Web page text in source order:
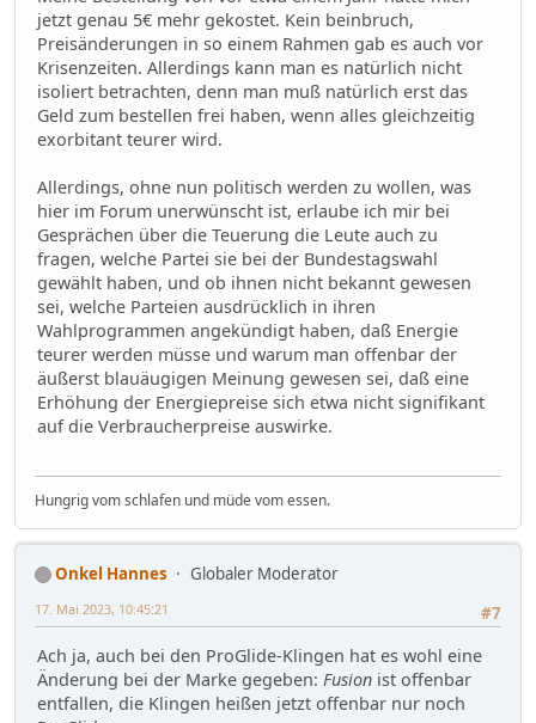
jetzt genau 5€ mehr gekostet. Kein beinbruch,
Preisänderungen in so einem Rahmen gab es auch vor
Krisenzeiten. Allerdings kann man es natürlich nicht
isoliert betrachten, denn man muß natürlich erst das
Geld zum bestellen frei haben, wenn alles gleichzeitig
exorbitant teurer wird.
Allerdings, ohne nun politisch werden zu wollen, was
hier im Forum unerwünscht ist, erlaube ich mir bei
Gesprächen über die Teuerung die Leute auch zu
fragen, welche Partei sie bei der Bundestagswahl
gewählt haben, und ob ihnen nicht bekannt gewesen
sei, welche Parteien ausdrücklich in ihren
Wahlprogrammen angekündigt haben, daß Energie
teurer werden müsse und warum man offenbar der
äußerst blauäugigen Meinung gewesen sei, daß eine
Erhöhung der Energiepreise sich etwa nicht signifikant
auf die Verbraucherpreise auswirke.
Hungrig vom schlafen und müde vom essen.
Onkel Hannes
Globaler Moderator
#7
17. Mai 2023, 10:45:21
Ach ja, auch bei den ProGlide-Klingen hat es wohl eine
Änderung bei der Marke gegeben: Fusion ist offenbar
entfallen, die Klingen heißen jetzt offenbar nur noch